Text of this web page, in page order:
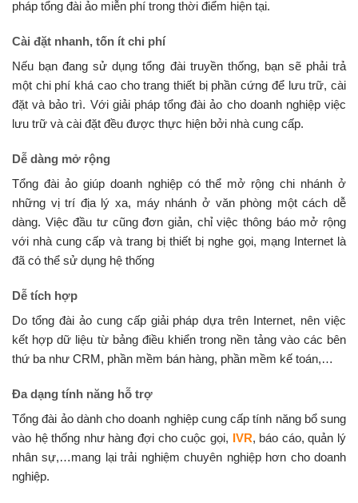
pháp tổng đài ảo miễn phí trong thời điểm hiện tại.
Cài đặt nhanh, tốn ít chi phí
Nếu bạn đang sử dụng tổng đài truyền thống, bạn sẽ phải trả
một chi phí khá cao cho trang thiết bị phần cứng để lưu trữ, cài
đặt và bảo trì. Với giải pháp tổng đài ảo cho doanh nghiệp việc
lưu trữ và cài đặt đều được thực hiện bởi nhà cung cấp.
Dễ dàng mở rộng
Tổng đài ảo giúp doanh nghiệp có thể mở rộng chi nhánh ở
những vị trí địa lý xa, máy nhánh ở văn phòng một cách dễ
dàng. Việc đầu tư cũng đơn giản, chỉ việc thông báo mở rộng
với nhà cung cấp và trang bị thiết bị nghe gọi, mạng Internet là
đã có thể sử dụng hệ thống
Dễ tích hợp
Do tổng đài ảo cung cấp giải pháp dựa trên Internet, nên việc
kết hợp dữ liệu từ bảng điều khiển trong nền tảng vào các bên
thứ ba như CRM, phần mềm bán hàng, phần mềm kế toán,…
Đa dạng tính năng hỗ trợ
Tổng đài ảo dành cho doanh nghiệp cung cấp tính năng bổ sung
vào hệ thống như hàng đợi cho cuộc gọi, IVR, báo cáo, quản lý
nhân sự,…mang lại trải nghiệm chuyên nghiệp hơn cho doanh
nghiệp.